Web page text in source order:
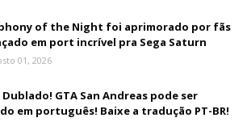
of the Night foi aprimorado por fãs
em port incrível pra Sega Saturn
01, 2026
Dublado! GTA San Andreas pode ser
em português! Baixe a tradução PT-BR!